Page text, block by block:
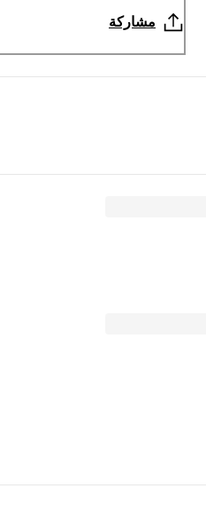
مشاركة